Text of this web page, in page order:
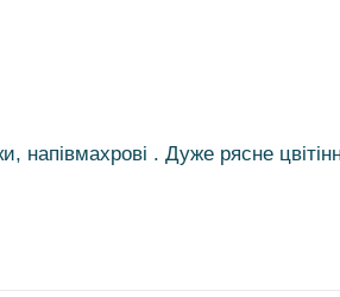
напівмахрові . Дуже рясне